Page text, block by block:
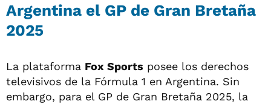
Argentina el GP de Gran Bretaña
2025
La plataforma Fox Sports posee los derechos
televisivos de la Fórmula 1 en Argentina. Sin
embargo, para el GP de Gran Bretaña 2025, la